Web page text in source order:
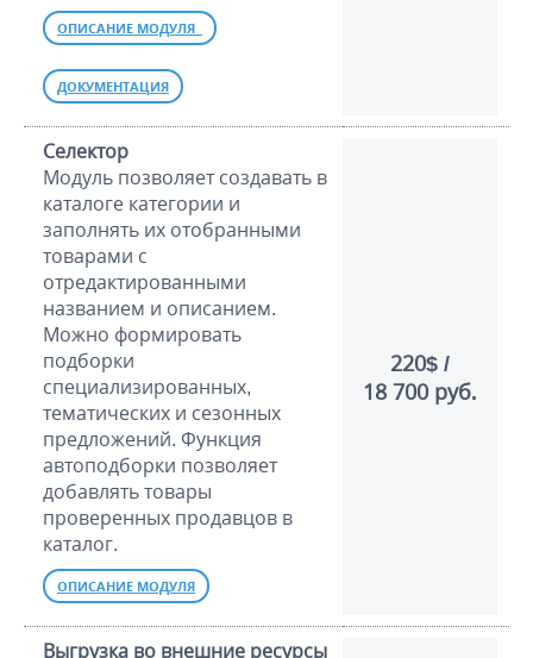
ОПИСАНИЕ МОДУЛЯ
ДОКУМЕНТАЦИЯ
Селектор
Модуль позволяет создавать в
каталоге категории и
заполнять их отобранными
товарами с
отредактированными
названием и описанием.
Можно формировать
подборки
специализированных,
тематических и сезонных
предложений. Функция
автоподборки позволяет
добавлять товары
проверенных продавцов в
каталог.
ОПИСАНИЕ МОДУЛЯ
220$ /
18 700 руб.
Выгрузка во внешние ресурсы